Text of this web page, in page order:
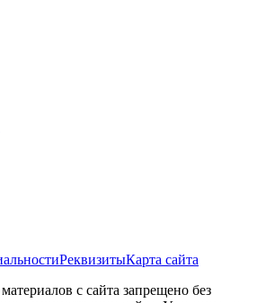
РеквизитыКарта сайта
с сайта запрещено без